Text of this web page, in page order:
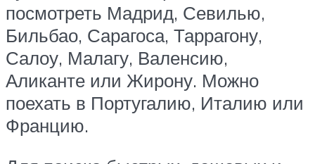
посмотреть Мадрид, Севилью,
Бильбао, Сарагоса, Таррагону,
Салоу, Малагу, Валенсию,
Аликанте или Жирону. Можно
поехать в Португалию, Италию или
Францию.